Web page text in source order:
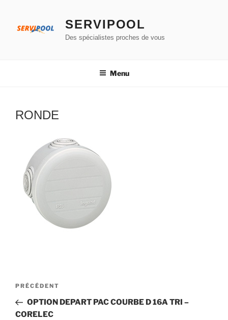
contenu
SERVIPOOL
Des spécialistes proches de vous
Menu
RONDE
Navigation
l’article
Article
précédent
PRÉCÉDENT
OPTION DEPART PAC COURBE D 16A TRI –
CORELEC